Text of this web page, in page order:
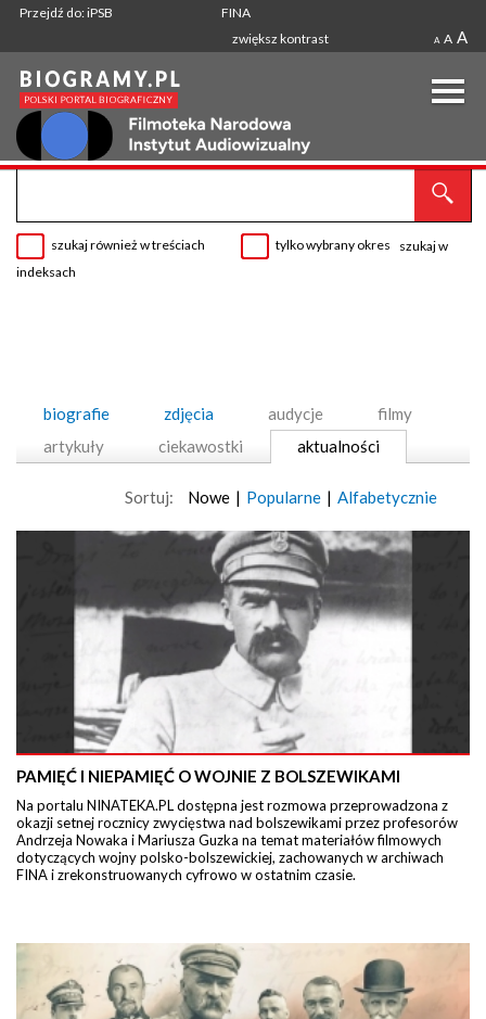
Przejdź do: iPSB
FINA
zwiększ kontrast
A A A
szukaj również w treściach tylko wybrany okres
szukaj w
indeksach
biografie zdjęcia audycje
filmy
artykuły
ciekawostki aktualności
Sortuj: Nowe | Popularne | Alfabetycznie
PAMIĘĆ I NIEPAMIĘĆ O WOJNIE Z BOLSZEWIKAMI
Na portalu NINATEKA.PL dostępna jest rozmowa przeprowadzona z
okazji setnej rocznicy zwycięstwa nad bolszewikami przez profesorów
Andrzeja Nowaka i Mariusza Guzka na temat materiałów filmowych
dotyczących wojny polsko-bolszewickiej, zachowanych w archiwach
FINA i zrekonstruowanych cyfrowo w ostatnim czasie.